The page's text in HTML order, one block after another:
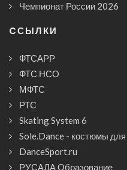
Чемпионат России 2026
CСЫЛКИ
ФТСАРР
ФТС НСО
МФТС
РТС
Skating System 6
Sole.Dance - костюмы для
DanceSport.ru
РУСАДА Образование